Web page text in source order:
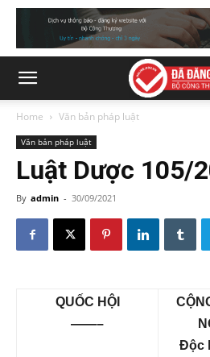
Home Văn bản pháp luật
Văn bản pháp luật
Luật Dược 105/
By admin - 30/09/2021
QUỐC HỘI
——–
Độc